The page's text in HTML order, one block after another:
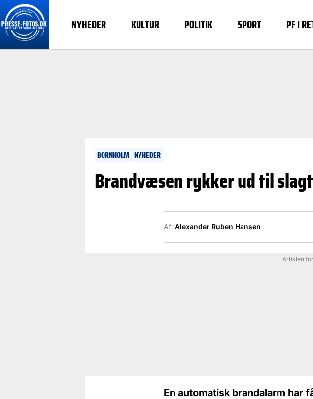
NYHEDER KULTUR POLITIK SPORT PF I
BORNHOLM NYHEDER
Brandvæsen rykker ud til
Af: Alexander Ruben Hansen
Artiklen
En automatisk brandalarm